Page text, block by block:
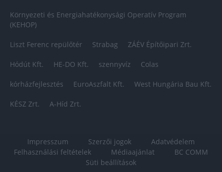
Környezeti és Energiahatékonysági Operatív Program
(KEHOP)
Liszt Ferenc repülőtér Strabag ZÁÉV Építőipari Zrt.
Hódút Kft. HE-DO Kft. szennyvíz Colas
kórházfejlesztés EuroAszfalt Kft. West Hungária Bau Kft.
KÉSZ Zrt. A-Híd Zrt.
Impresszum Szerzői jogok
Adatvédelem
Felhasználási feltételek
Médiaajánlat
BC COMM
Süti beállítások